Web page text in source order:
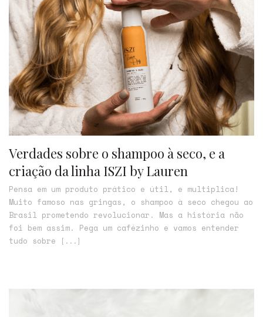
Verdades sobre o shampoo à seco, e a
criação da linha ISZI by Lauren
Pensa em um produto prático e útil, e multiplica!
Muito famoso nas gringas, o shampoo à seco chegou ao
Brasil prometendo revolucionar. Mas a história não
foi bem assim. Pega um cafézinho e vamos entender
tudo sobre
[...]